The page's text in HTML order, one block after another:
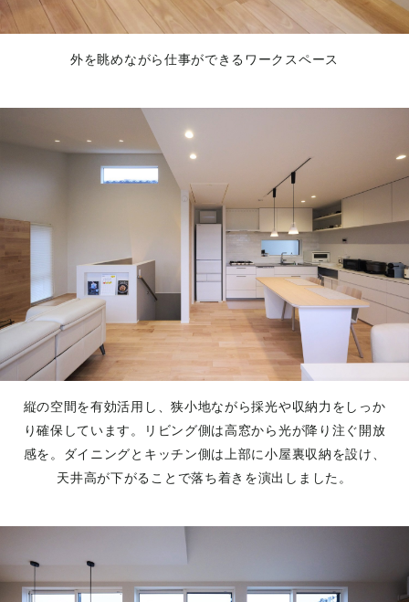
外を眺めながら仕事ができるワークスペース
縦の空間を有効活用し、狭小地ながら採光や収納力をしっか
り確保しています。リビング側は高窓から光が降り注ぐ開放
感を。ダイニングとキッチン側は上部に小屋裏収納を設け、
天井高が下がることで落ち着きを演出しました。